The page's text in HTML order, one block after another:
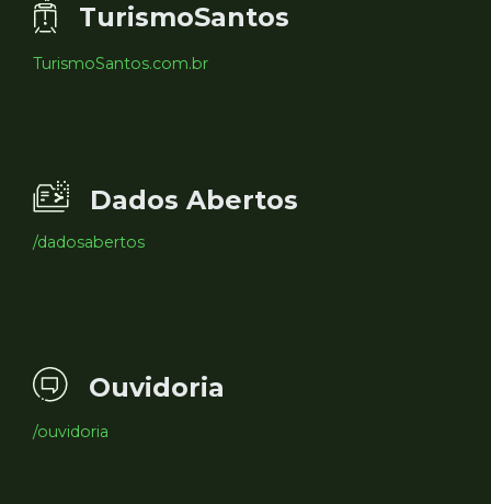
TurismoSantos
TurismoSantos.com.br
Dados Abertos
/dadosabertos
Ouvidoria
/ouvidoria